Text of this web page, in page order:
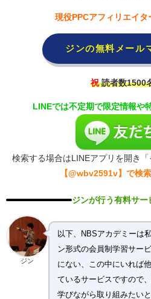
現役PPCアフィリエイタ
ジンの無料メール
祝読者数1500
LINEでは不定期で限定情報や
検索する場合はLINEアプリを開き
【@wbv2591v】で検索
ジンが行う有料サー
ジン
以下、NBSアカデミーは
ン形式の会員制学習サー
にない、この中にいれば
ているサービスですので
学びながら取り組みたい